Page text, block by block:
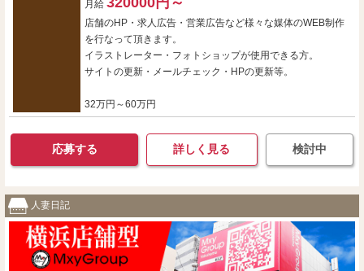
月給
店舗のHP・求人広告・営業広告など様々な媒体のWEB制作
を行なって頂きます。
イラストレーター・フォトショップが使用できる方。
サイトの更新・メールチェック・HPの更新等。
32万円～60万円
応募する 詳しく見る 検討中
人妻日記